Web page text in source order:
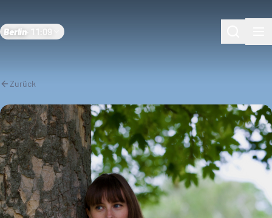
Berlin 11:09
Zurück